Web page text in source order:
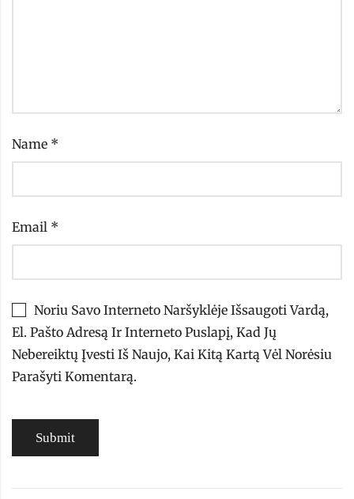
Name *
Email *
Noriu Savo Interneto Naršyklėje Išsaugoti Vardą,
El. Pašto Adresą Ir Interneto Puslapį, Kad Jų
Nebereiktų Įvesti Iš Naujo, Kai Kitą Kartą Vėl Norėsiu
Parašyti Komentarą.